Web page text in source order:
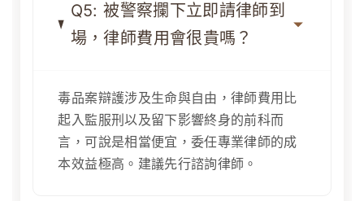
Q5: 被警察攔下立即請律師到
場，律師費用會很貴嗎？
毒品案辯護涉及生命與自由，律師費用比
起入監服刑以及留下影響終身的前科而
言，可說是相當便宜，委任專業律師的成
本效益極高。建議先行諮詢律師。